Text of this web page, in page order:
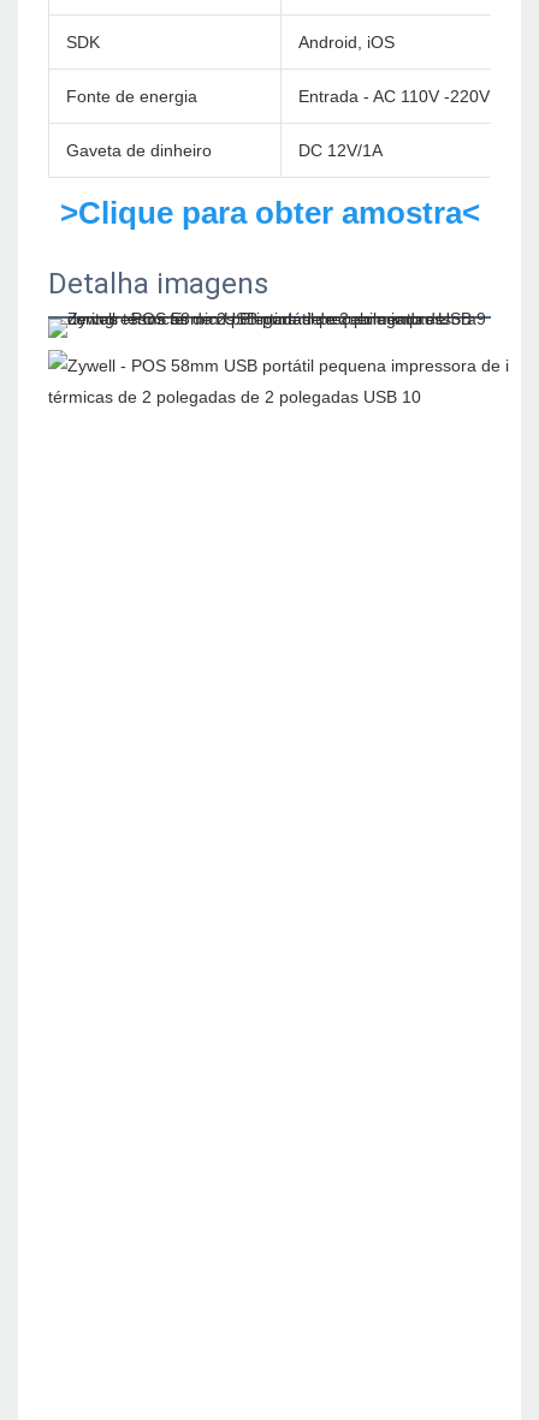
SDK Android, iOS
Fonte de energia Entrada - AC 110V -220V 50/
Gaveta de dinheiro DC 12V/1A
>Clique para obter amostra<
Detalha imagens